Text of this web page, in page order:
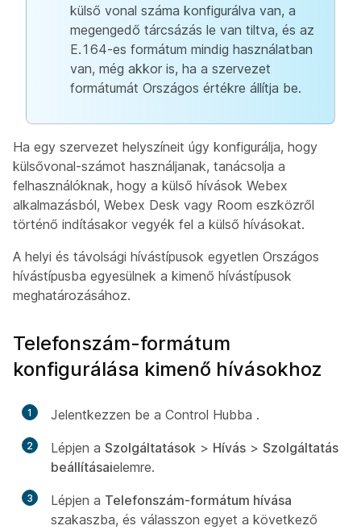
külső vonal száma konfigurálva van, a
megengedő tárcsázás le van tiltva, és az
E.164-es formátum mindig használatban
van, még akkor is, ha a szervezet
formátumát Országos értékre állítja be.
Ha egy szervezet helyszíneit úgy konfigurálja, hogy
külsővonal-számot használjanak, tanácsolja a
felhasználóknak, hogy a külső hívások Webex
alkalmazásból, Webex Desk vagy Room eszközről
történő indításakor vegyék fel a külső hívásokat.
A helyi és távolsági hívástípusok egyetlen Országos
hívástípusba egyesülnek a kimenő hívástípusok
meghatározásához.
Telefonszám-formátum
konfigurálása kimenő hívásokhoz
1 Jelentkezzen be a Control Hubba .
2 Lépjen a Szolgáltatások > Hívás > Szolgáltatás
beállításaielemre.
3 Lépjen a Telefonszám-formátum hívása
szakaszba, és válasszon egyet a következő